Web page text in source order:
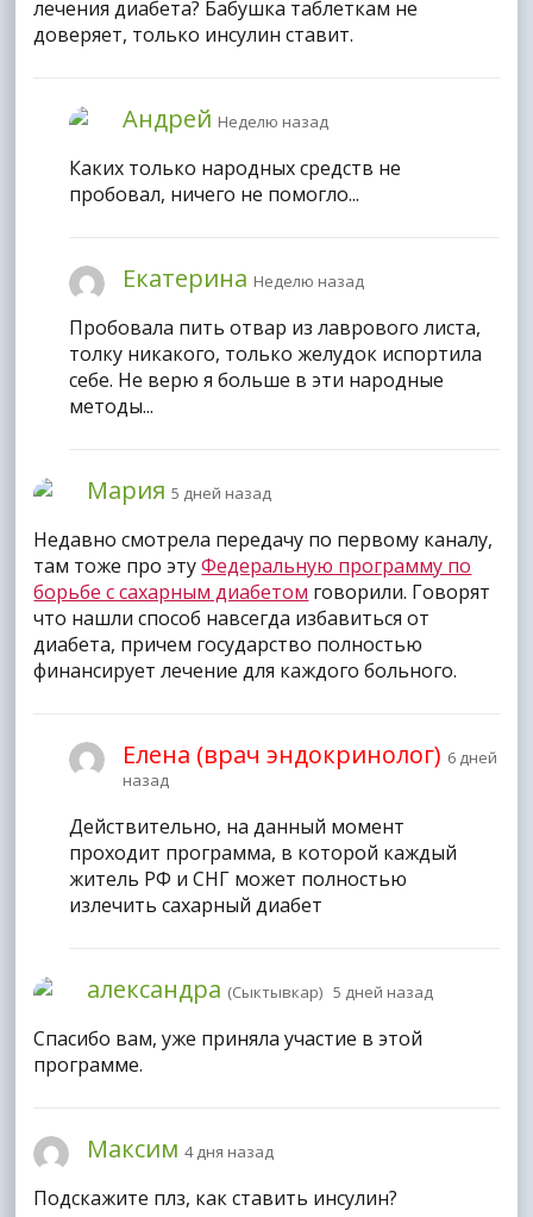
лечения диабета? Бабушка таблеткам не
доверяет, только инсулин ставит.
Андрей Неделю назад
Каких только народных средств не
пробовал, ничего не помогло...
Екатерина Неделю назад
Пробовала пить отвар из лаврового листа,
толку никакого, только желудок испортила
себе. Не верю я больше в эти народные
методы...
Мария 5 дней назад
Недавно смотрела передачу по первому каналу,
там тоже про этуФедеральную программу по
борьбе с сахарным диабетом говорили. Говорят
что нашли способ навсегда избавиться от
диабета, причем государство полностью
финансирует лечение для каждого больного.
Елена (врач эндокринолог) 6 дней
назад
Действительно, на данный момент
проходит программа, в которой каждый
житель РФ и СНГ может полностью
излечить сахарный диабет
александра (Сыктывкар) 5 дней назад
Спасибо вам, уже приняла участие в этой
программе.
Максим 4 дня назад
Подскажите плз, как ставить инсулин?